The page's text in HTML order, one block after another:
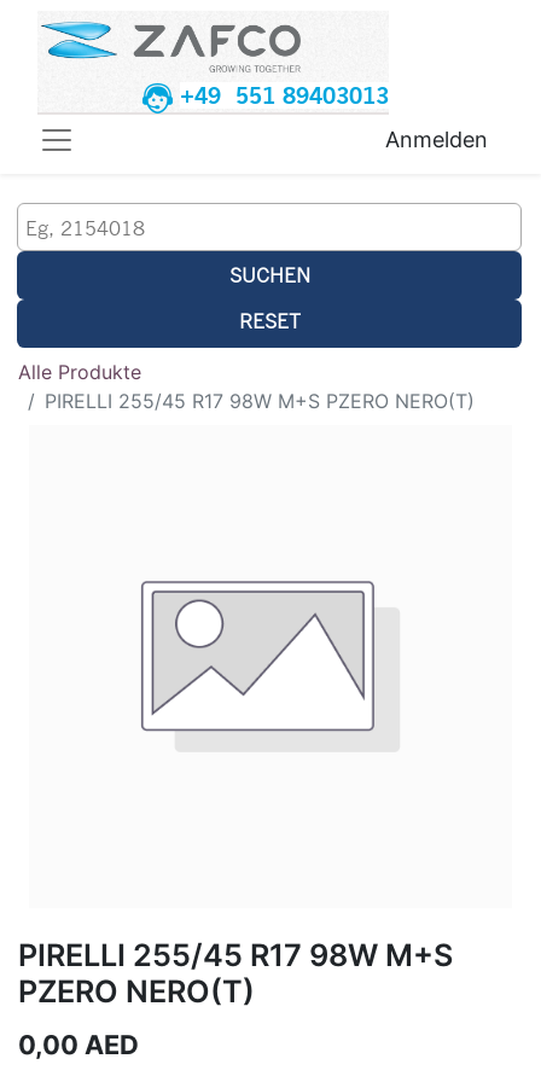
+49 551 89403013
Anmelden
SUCHEN
RESET
Alle Produkte
PIRELLI 255/45 R17 98W M+S PZERO NERO(T)
PIRELLI 255/45 R17 98W M+S
PZERO NERO(T)
0,00 AED